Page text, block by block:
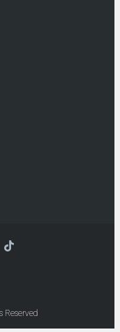
TikTok
Reserved